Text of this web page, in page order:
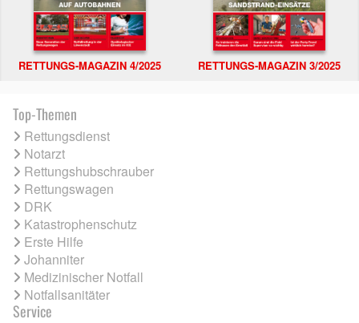
RETTUNGS-MAGAZIN 4/2025 RETTUNGS-MAGAZIN 3/2025
Top-Themen
Rettungsdienst
Notarzt
Rettungshubschrauber
Rettungswagen
DRK
Katastrophenschutz
Erste Hilfe
Johanniter
Medizinischer Notfall
Notfallsanitäter
Service